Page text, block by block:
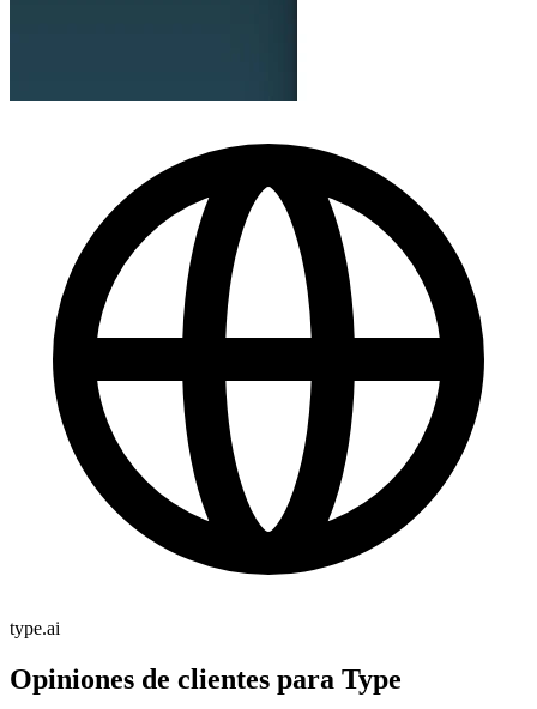
type.ai
Opiniones de clientes para Type